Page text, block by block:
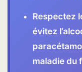
Respectez
évitez
maladie du